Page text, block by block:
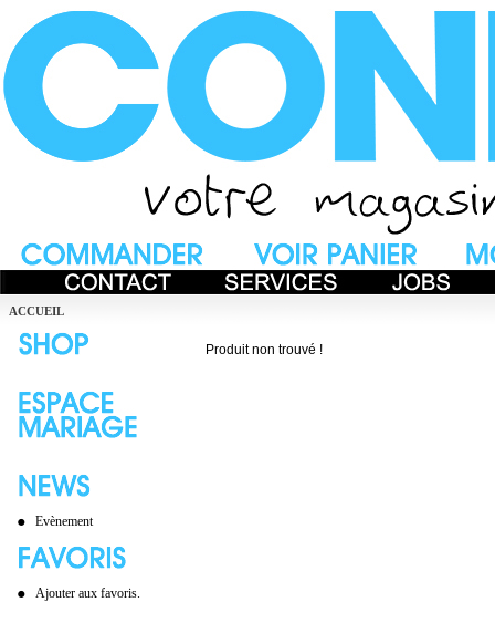
ACCUEIL
Evènement
Ajouter aux favoris.
Produit non trouvé !